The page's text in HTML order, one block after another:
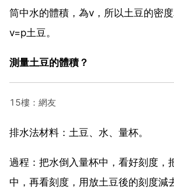
筒中水的體積，為v，所以土豆的密
v=p土豆。
測量土豆的體積？
15樓：網友
排水法材料：土豆、水、量杯。
過程：把水倒入量杯中，看好刻度，
中，再看刻度，用放土豆後的刻度減